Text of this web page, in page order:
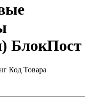
БлокПост
Код Товара